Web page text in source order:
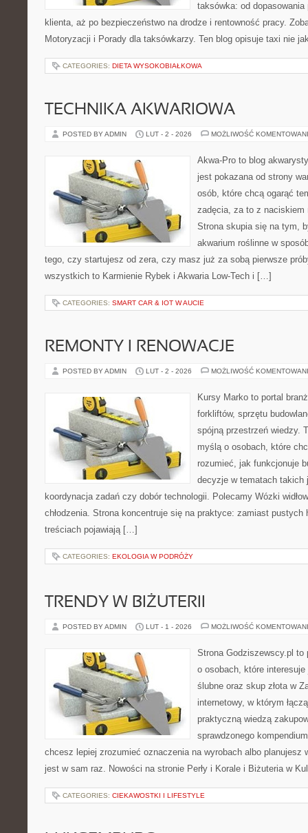
taksówka: od dopasowania
klienta, aż po bezpieczeństwo na drodze i rentowność pracy.
Motoryzacji i Porady dla taksówkarzy. Ten blog opisuje taxi nie
CATEGORIES: DIETA WYSOKOBIAŁKOWA
TECHNIKA AKWARIOWA
POSTED BY ADMIN LUT - 2 - 2026 MOŻLIWOŚĆ
Akwa-Pro to blog
jest pokazana od strony
osób, które chcą ogarąć
zadęcia, za to z naciskiem
Strona skupia się na tym,
akwarium roślinne w
tego, czy startujesz od zera, czy masz już za sobą pierwsze
wszystkich to Karmienie Rybek i Akwaria Low-Tech i […]
CATEGORIES: SMART CAR & IOT W AUCIE
REMONTY I RENOWACJE
POSTED BY ADMIN LUT - 2 - 2026 MOŻLIWOŚĆ
Kursy Marko to portal
forkliftów, sprzętu
spójną przestrzeń wiedzy.
myślą o osobach, które
rozumieć, jak funkcjonuje
decyzje w tematach
koordynacja zadań czy dobór technologii. Polecamy Wózki
chłodzenia. Strona koncentruje się na praktyce: zamiast pustych
treściach pojawiają […]
CATEGORIES: EKOLOGIA W PODRÓŻY
TRENDY W BIŻUTERII
POSTED BY ADMIN LUT - 1 - 2026 MOŻLIWOŚĆ
Strona Godziszewscy.pl to
o osobach, które
ślubne oraz skup złota w
internetowy, w którym
praktyczną wiedzą
sprawdzonego
chcesz lepiej zrozumieć oznaczenia na wyrobach albo planujesz
jest w sam raz. Nowości na stronie Perły i Korale i Biżuteria w
CATEGORIES: CIEKAWOSTKI I LIFESTYLE